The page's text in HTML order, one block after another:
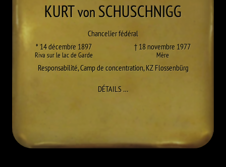
KURTvonSCHUSCHNIGG
Chancelier fédéral
* 14 décembre 1897
Riva sur le lac de Garde
† 18 novembre 1977
Mère
Responsabilité,Camp de concentration,KZ Flossenbürg
DÉTAILS…À KURT SCHUSCHNIGG